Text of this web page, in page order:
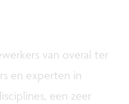
van overal ter
en experten in
een zeer